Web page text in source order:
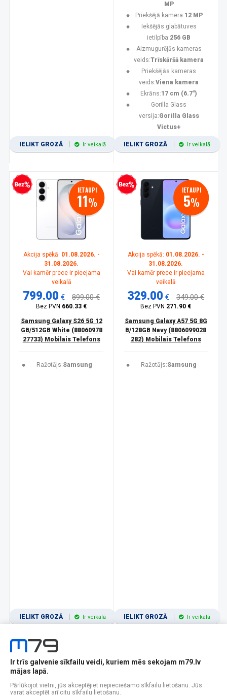
IELIKT GROZĀ Ir veikalā
MP
Priekšējā kamera:12 MP
Iekšējās glabātuves
ietilpība:256 GB
Aizmugurējās kameras
veids:Trīskāršā kamera
Priekšējās kameras
veids:Viena kamera
Ekrāns:17 cm (6.7")
Gorilla Glass
versija:Gorilla Glass
Victus+
IELIKT GROZĀ Ir veikalā
kredīts IETAUPI
11%
Akcija spēkā: 01.08.2026. -
31.08.2026.
Vai kamēr prece ir pieejama
veikalā
799.00 € 899.00 €
Bez PVN 660.33 €
Samsung Galaxy S26 5G 12
GB/512GB White (88060978
27733) Mobilais Telefons
Ražotājs:Samsung
IELIKT GROZĀ Ir veikalā
Bezprocentu kredīts IETAUPI
5%
Akcija spēkā: 01.08.2026. -
31.08.2026.
Vai kamēr prece ir pieejama
veikalā
329.00 € 349.00 €
Bez PVN 271.90 €
Samsung Galaxy A57 5G 8G
B/128GB Navy (8806099028
282) Mobilais Telefons
Ražotājs:Samsung
IELIKT GROZĀ Ir veikalā
1 2 3 4 5 6 7 8 9 10 11
Popularitātes Rādīt 12
Ir trīs galvenie sīkfailu veidi, kuriem mēs sekojam m79.lv
mājas lapā.
Pārlūkojot vietni, jūs akceptējiet nepieciešamo sīkfailu lietošanu. Jūs
varat akceptēt arī citu sīkfailu lietošanu.